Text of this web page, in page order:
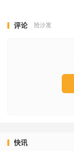
评论 抢沙发
快讯